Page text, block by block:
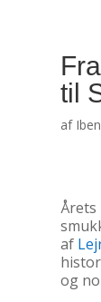
til
af
Årets
af
og